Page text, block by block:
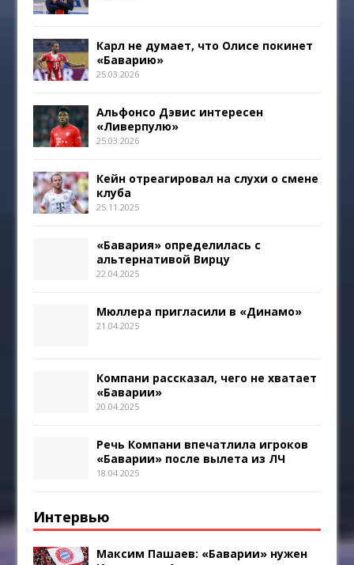
Карл не думает, что Олисе покинет
«Баварию»
25.03.2026
Альфонсо Дэвис интересен
«Ливерпулю»
25.03.2026
Кейн отреагировал на слухи о смене
клуба
25.11.2025
«Бавария» определилась с
альтернативой Вирцу
22.04.2025
Мюллера пригласили в «Динамо»
21.04.2025
Компани рассказал, чего не хватает
«Баварии»
20.04.2025
Речь Компани впечатлила игроков
«Баварии» после вылета из ЛЧ
18.04.2025
Интервью
Максим Пашаев: «Баварии» нужен